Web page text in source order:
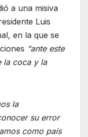
a una misiva
Luis
en la que se
“ante este
la coca y la
la
su error
como país